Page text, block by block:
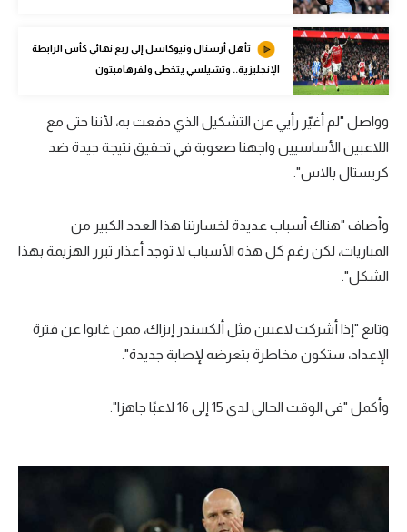
رياضة نسائية
آسيا
أمريكا
ركن الألعاب
أقسام خاصة
Gamers
تحقيق في الجول
تقرير في الجول
تحليل في الجول
تأهل أرسنال ونيوكاسل إلى ربع نهائي كأس الرابطة
الإنجليزية.. وتشيلسي يتخطى ولفرهامبتون
وواصل "لم أغيّر رأيي عن التشكيل الذي دفعت به، لأننا حتى مع
اللاعبين الأساسيين واجهنا صعوبة في تحقيق نتيجة جيدة ضد
كريستال بالاس".
وأضاف "هناك أسباب عديدة لخسارتنا هذا العدد الكبير من
المباريات، لكن رغم كل هذه الأسباب لا توجد أعذار تبرر الهزيمة بهذا
الشكل".
وتابع "إذا أشركت لاعبين مثل ألكسندر إيزاك، ممن غابوا عن فترة
الإعداد، ستكون مخاطرة بتعرضه لإصابة جديدة".
وأكمل "في الوقت الحالي لدي 15 إلى 16 لاعبًا جاهزا".